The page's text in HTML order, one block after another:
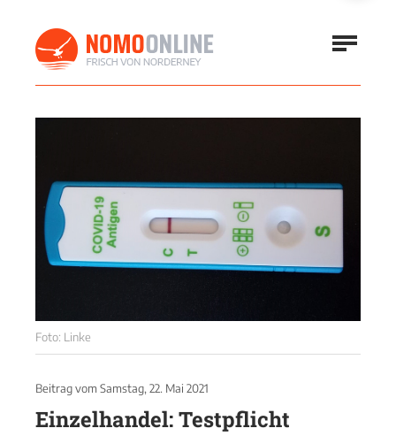
Foto: Linke
Beitrag vom Samstag, 22. Mai 2021
Einzelhandel: Testpflicht